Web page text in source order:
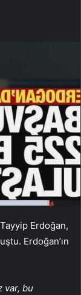
Erdoğan,
Erdoğan’ın
var, bu